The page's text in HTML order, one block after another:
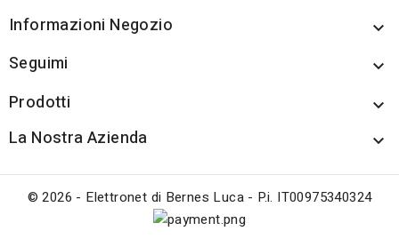
Informazioni Negozio 
Seguimi 
Prodotti 
La Nostra Azienda 
© 2026 - Elettronet di Bernes Luca - P.i. IT00975340324